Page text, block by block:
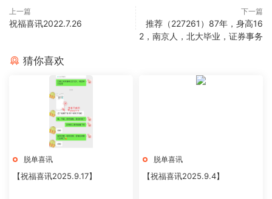
上一篇
祝福喜讯2022.7.26
下一篇
推荐（227261）87年，身高16
2，南京人，北大毕业，证券事务
猜你喜欢
脱单喜讯
【祝福喜讯2025.9.17】
脱单喜讯
【祝福喜讯2025.9.4】